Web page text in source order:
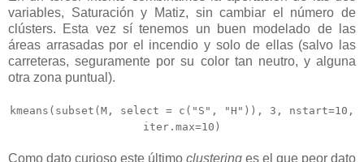
variables, Saturación y Matiz, sin cambiar el número de
clústers. Esta vez sí tenemos un buen modelado de las
áreas arrasadas por el incendio y solo de ellas (salvo las
carreteras, seguramente por su color tan neutro, y alguna
otra zona puntual).
kmeans(subset(M, select = c("S", "H")), 3, nstart=10,
iter.max=10)
Como dato curioso este último clustering es el que peor dato